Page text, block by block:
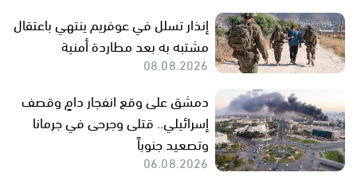
إنذار تسلل في عوفريم ينتهي باعتقال
مشتبه به بعد مطاردة أمنية
08.08.2026
دمشق على وقع انفجار دامٍ وقصف
إسرائيلي.. قتلى وجرحى في جرمانا
وتصعيد جنوباً
06.08.2026